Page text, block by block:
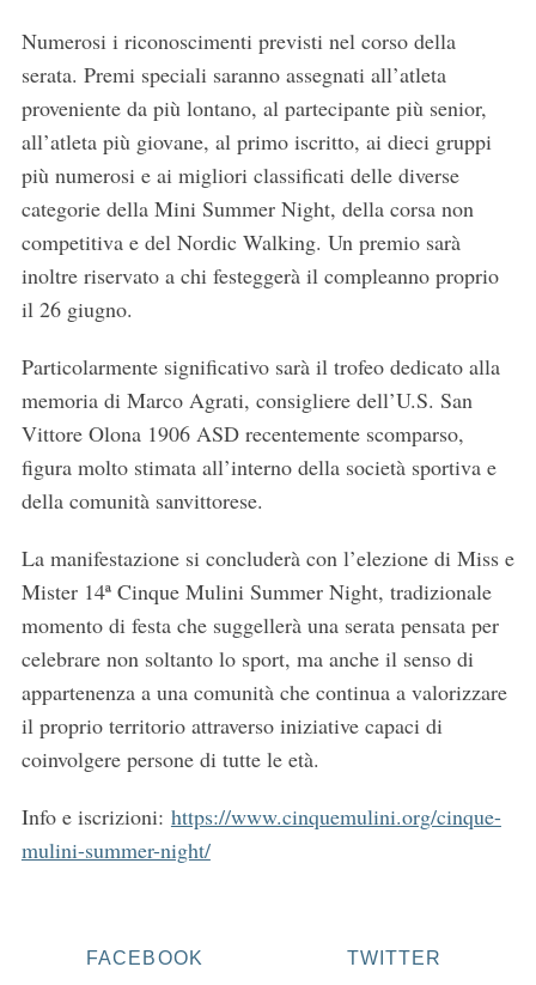
Numerosi i riconoscimenti previsti nel corso della
serata. Premi speciali saranno assegnati all’atleta
proveniente da più lontano, al partecipante più senior,
all’atleta più giovane, al primo iscritto, ai dieci gruppi
più numerosi e ai migliori classificati delle diverse
categorie della Mini Summer Night, della corsa non
competitiva e del Nordic Walking. Un premio sarà
inoltre riservato a chi festeggerà il compleanno proprio
il 26 giugno.
Particolarmente significativo sarà il trofeo dedicato alla
memoria di Marco Agrati, consigliere dell’U.S. San
Vittore Olona 1906 ASD recentemente scomparso,
figura molto stimata all’interno della società sportiva e
della comunità sanvittorese.
La manifestazione si concluderà con l’elezione di Miss e
Mister 14ª Cinque Mulini Summer Night, tradizionale
momento di festa che suggellerà una serata pensata per
celebrare non soltanto lo sport, ma anche il senso di
appartenenza a una comunità che continua a valorizzare
il proprio territorio attraverso iniziative capaci di
coinvolgere persone di tutte le età.
Info e iscrizioni: https://www.cinquemulini.org/cinque-
mulini-summer-night/
FACEBOOK TWITTER
S
a
r
h
f
: